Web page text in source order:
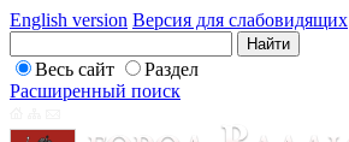
English version Версия для слабовидящих
Весь сайт
Раздел
Расширенный поиск